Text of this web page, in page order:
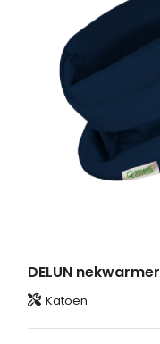
DELUN nekwarmer
Katoen